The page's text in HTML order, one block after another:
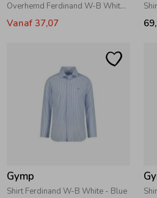
Overhemd Ferdinand W-B White - Blue
Vanaf 37,07
Gymp
Shirt Ferdinand W-B White - Blue